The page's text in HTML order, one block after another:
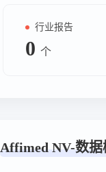
行业报告
0 个
Affimed NV-数据